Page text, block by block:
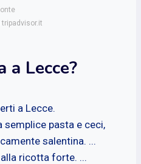
a Lecce?
a Lecce.
semplice pasta e ceci,
salentina. ...
ricotta forte. ...